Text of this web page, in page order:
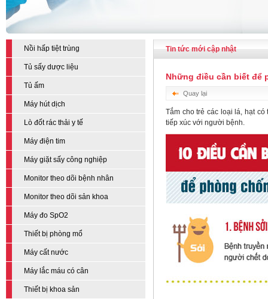
Nồi hấp tiệt trùng
Tủ sấy dược liệu
Tủ ấm
Máy hút dịch
Lò đốt rác thải y tế
Máy điện tim
Máy giặt sấy công nghiệp
Monitor theo dõi bệnh nhân
Monitor theo dõi sản khoa
Máy đo SpO2
Thiết bị phòng mổ
Máy cất nước
Máy lắc máu có cân
Thiết bị khoa sản
Tin tức mới cập nhật
Những điều cần biết để
Quay lại
Tắm cho trẻ các loại lá, hạt
tiếp xúc với người bệnh.